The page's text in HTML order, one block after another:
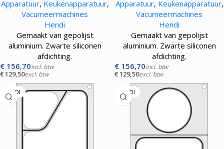
Apparatuur, Keukenapparatuur,
Vacumeermachines
Hendi
Gemaakt van gepolijst
aluminium. Zwarte siliconen
afdichting.
€ 156,70incl. btw
€129,50excl. btw
Apparatuur, Keukenapparatuur,
Vacumeermachines
Hendi
Gemaakt van gepolijst
aluminium. Zwarte siliconen
afdichting.
€ 156,70incl. btw
€129,50excl. btw
HENDI HENDI